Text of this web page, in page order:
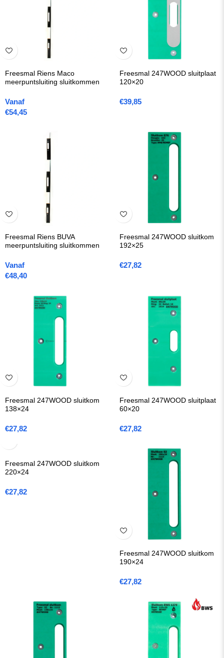
Freesmal Riens Maco
meerpuntsluiting sluitkommen
Vanaf
€54,45
Freesmal 247WOOD sluitplaat
120×20
€39,85
Freesmal Riens BUVA
meerpuntsluiting sluitkommen
Vanaf
€48,40
Freesmal 247WOOD sluitkom
192×25
€27,82
Freesmal 247WOOD sluitkom
138×24
€27,82
Freesmal 247WOOD sluitplaat
60×20
€27,82
Freesmal 247WOOD sluitkom
220×24
€27,82
Freesmal 247WOOD sluitkom
190×24
€27,82